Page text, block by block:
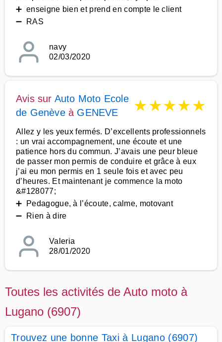
➕ enseigne bien et prend en compte le client
➖ RAS
navy
02/03/2020
Avis sur Auto Moto Ecole
de Genèveà GENEVE ★★★★★
Allez y les yeux fermés. D’excellents professionnels
: un vrai accompagnement, une écoute et une
patience hors du commun. J’avais une peur bleue
de passer mon permis de conduire et grâce à eux
j’ai eu mon permis en 1 seule fois et avec peu
d’heures. Et maintenant je commence la moto
&#128077;
➕ Pedagogue, à l’écoute, calme, motovant
➖ Rien à dire
Valeria
28/01/2020
Toutes les activités de Auto moto à
Lugano (6907)
Trouvez une bonne Taxi à Lugano (6907)